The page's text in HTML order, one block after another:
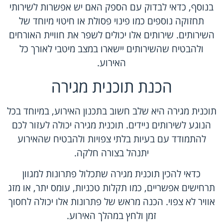
בנוסף, כדאי לבדוק עם הספק האם יש אפשרות לשירותי
תחזוקה נוספים כמו פינוי פסולת או חיטוי מיוחד של
השירותים. שירותים אלו יכולים לשפר את חוויית האורחים
ולהבטיח שהשירותים יישארו במצב מיטבי לאורך כל
האירוע.
הכנת תוכנית מגירה
תוכנית מגירה היא שלב חשוב בתכנון האירוע, במיוחד בכל
הנוגע לשירותים ניידים. תוכנית מגירה יכולה לעזור לכם
להתמודד עם בעיות בלתי צפויות ולהבטיח שהאירוע
יתנהל בצורה חלקה.
כדאי להכין תוכנית מגירה שתכלול פתרונות למגוון
תרחישים אפשריים, כמו תקלות טכניות, עומס יתר, או מזג
אוויר לא צפוי. הכנה מראש של פתרונות אלו יכולה לחסוך
זמן ולחץ במהלך האירוע.